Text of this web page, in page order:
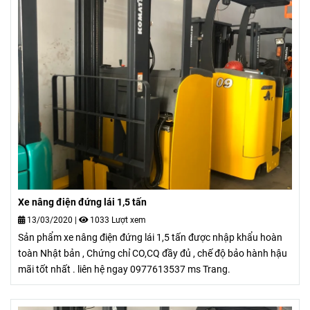
Xe nâng điện đứng lái 1,5 tấn
13/03/2020 | 1033 Lượt xem
Sản phẩm xe nâng điện đứng lái 1,5 tấn được nhập khẩu hoàn
toàn Nhật bản , Chứng chỉ CO,CQ đầy đủ , chế độ bảo hành hậu
mãi tốt nhất . liên hệ ngay 0977613537 ms Trang.